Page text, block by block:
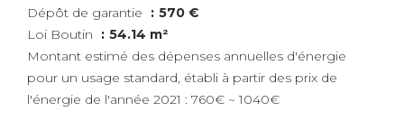
Dépôt de garantie
570 €
Loi Boutin
54.14 m²
Montant estimé des dépenses annuelles d'énergie
pour un usage standard, établi à partir des prix de
l'énergie de l'année 2021 : 760€ ~ 1040€